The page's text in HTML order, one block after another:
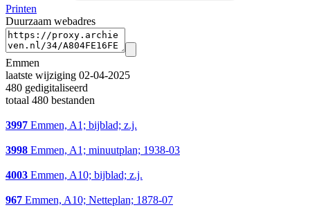
Printen
Duurzaam webadres
Emmen
laatste wijziging 02-04-2025
480 gedigitaliseerd
totaal 480 bestanden
3997 Emmen, A1; bijblad; z.j.
3998 Emmen, A1; minuutplan; 1938-03
4003 Emmen, A10; bijblad; z.j.
967 Emmen, A10; Netteplan; 1878-07